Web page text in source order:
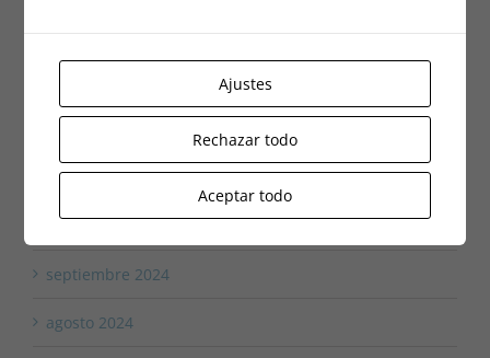
abril 2025
enero 2025
octubre 2024
septiembre 2024
agosto 2024
Ajustes
Rechazar todo
Aceptar todo